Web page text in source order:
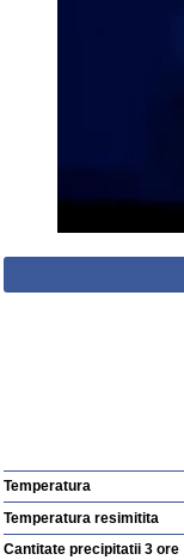
Temperatura
Temperatura resimitita
Cantitate precipitatii 3 ore